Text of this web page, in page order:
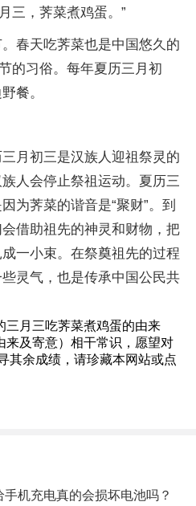
三，荠菜煮鸡蛋。”
春天吃荠菜也是中国悠久的
的习俗。每年夏历三月初
餐。
月初三是汉族人迎祖祭灵的
人会停止祭祖运动。夏历三
为荠菜的谐音是“聚财”。到
借助祖先的神灵和财物，把
一小束。在祭奠祖先的过程
灵气，也是传承中国公民共
三月三吃荠菜煮鸡蛋的由来
来及寄意）相干常识，愿望对
其余成绩，请珍藏本网站或点
手机充电真的会损坏电池吗？